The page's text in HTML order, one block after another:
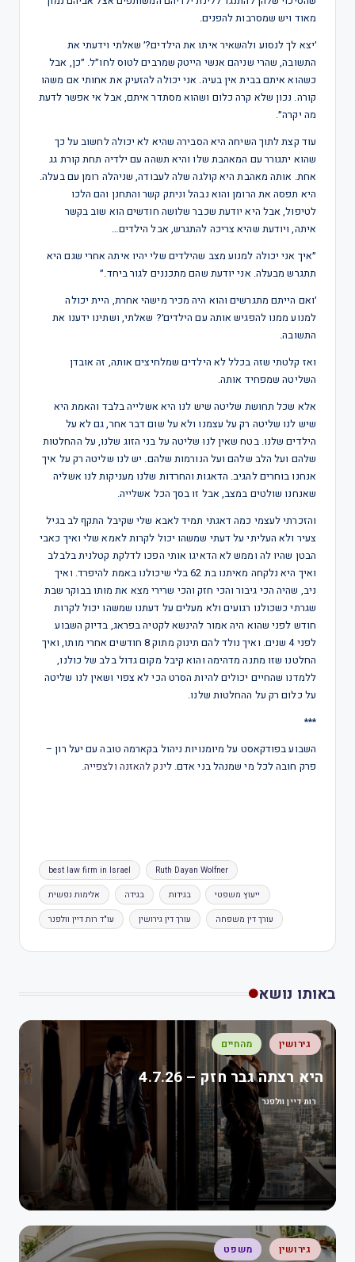
מאוד ויש שמסרבות להפנים.
׳יצא לך לנסוע ולהשאיר איתו את הילדים?׳ שאלתי וידעתי את
התשובה, שהרי שניהם אנשי הייטק שמרבים לטוס לחו״ל. ״כן, אבל
כשהוא איתם בבית אין בעיה. אני יכולה להזעיק את אחותי אם משהו
קורה. נכון שלא קרה כלום ושהוא מסתדר איתם, אבל אי אפשר לדעת
מה יקרה״.
עוד קצת לתוך השיחה היא הסבירה שהיא לא יכולה לחשוב על כך
שהוא יתגורר עם המאהבת שלו והיא תשהה עם ילדיה תחת קורת גג
אחת. אותה מאהבת היא קולגה שלה לעבודה, שניהלה רומן עם בעלה.
היא תפסה את הרומן והוא נבהל וניתק קשר והתחנן והם הלכו
לטיפול, אבל היא יודעת שכבר שלושה חודשים הוא שוב בקשר
איתה, ויודעת שהיא צריכה להתגרש, אבל הילדים…
״איך אני יכולה למנוע מצב שהילדים שלי יהיו איתה אחרי שגם היא
תתגרש מבעלה. אני יודעת שהם מתכננים לגור ביחד.״
׳ואם הייתם מתגרשים והוא היה מכיר מישהי אחרת, היית יכולה
למנוע ממנו להפגיש אותה עם הילדים׳? שאלתי, ושתינו ידענו את
התשובה.
ואז קלטתי שזה בכלל לא הילדים שמלחיצים אותה, זה אובדן
השליטה שמפחיד אותה.
אלא שכל תחושת שליטה שיש לנו היא אשלייה בלבד והאמת היא
שיש לנו שליטה רק על עצמנו ולא על שום דבר אחר, גם לא על
הילדים שלנו. בטח שאין לנו שליטה על בני הזוג שלנו, על ההחלטות
שלהם ועל הלב שלהם ועל הנורמות שלהם. יש לנו שליטה רק על איך
אנחנו בוחרים להגיב. הדאגות והחרדות שלנו מעניקות לנו אשליה
שאנחנו שולטים במצב, אבל זו בסך הכל אשלייה.
והזכרתי לעצמי כמה דאגתי תמיד לאבא שלי שקיבל התקף לב בגיל
צעיר ולא העליתי על דעתי שמשהו יכול לקרות לאמא שלי ואיך כאבי
הבטן שהיו לה וממש לא הדאיגו אותי הפכו לדלקת קטלנית בלבלב
ואיך היא נלקחה מאיתנו בת 62 בלי שיכולנו באמת להיפרד. ואיך
ניב, שהיה הכי גיבור והכי חזק והכי שרירי מצא את מותו בבוקר שבת
שגרתי כשכולנו רגועים ולא מעלים על דעתנו שמשהו יכול לקרות
חודש לפני שהוא היה אמור להינשא לקטיה בפראג, בדיוק השבוע
לפני 4 שנים. ואיך נולד להם תינוק מתוק 8 חודשים אחרי מותו, ואיך
החלטנו שזו מתנה מדהימה והוא קיבל מקום גדול בלב של כולנו,
ללמדנו שהחיים יכולים להיות הסרט הכי לא צפוי ושאין לנו שליטה
על כלום רק על ההחלטות שלנו.
***
השבוע בפודקאסט על מיומנויות ניהול בקארמה טובה עם יעל רון –
פרק חובה לכל מי שמנהל בני אדם. לינק להאזנה ולצפייה.
best law firm in Israel Ruth Dayan Wolfner
אלימות נפשית בגידה בגידות ייעוץ משפטי
עו"ד רות דיין וולפנר עורך דין גירושין עורך דין משפחה
באותו נושא
גירושין מהחיים
היא רצתה גבר חזק – 4.7.26
רות דיין וולפנר
גירושין משפט